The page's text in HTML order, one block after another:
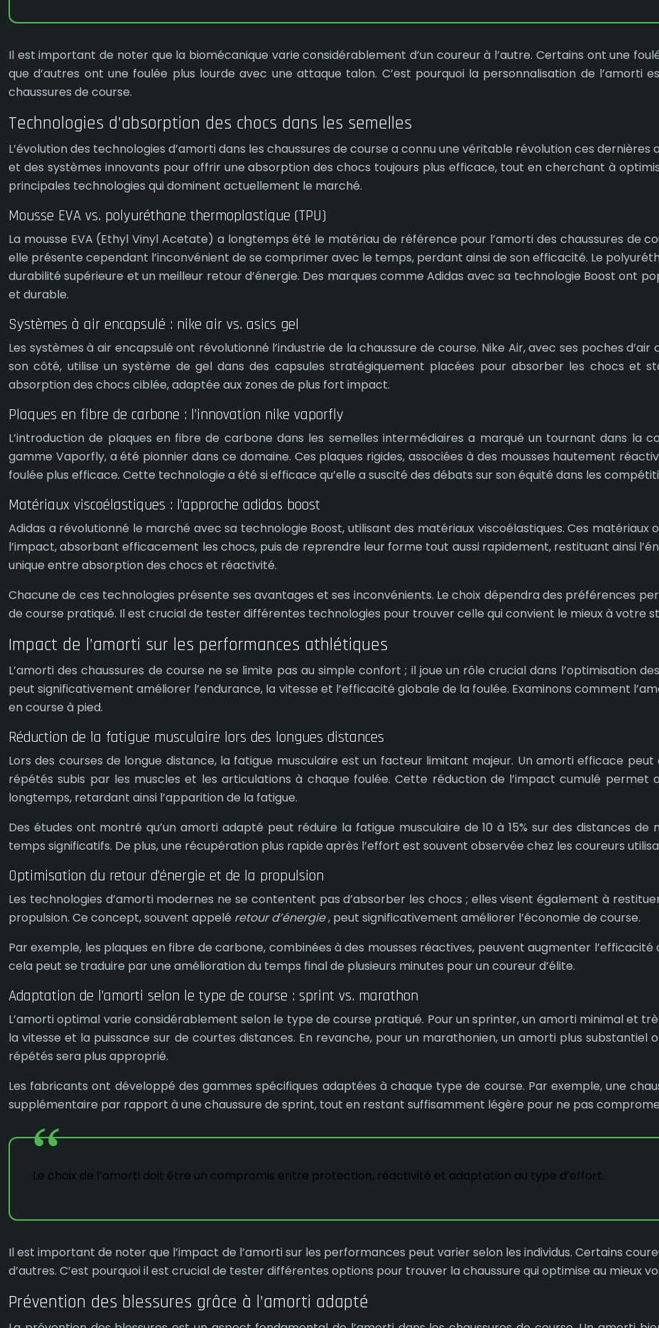
Il est important de noter que la biomécanique varie considérablement d’un coureur à l’autre. Certains ont une
que d’autres ont une foulée plus lourde avec une attaque talon. C’est pourquoi la personnalisation de l’amorti
chaussures de course.
Technologies d’absorption des chocs dans les semelles
L’évolution des technologies d’amorti dans les chaussures de course a connu une véritable révolution ces
et des systèmes innovants pour offrir une absorption des chocs toujours plus efficace, tout en cherchant à
principales technologies qui dominent actuellement le marché.
Mousse EVA vs. polyuréthane thermoplastique (TPU)
La mousse EVA (Ethyl Vinyl Acetate) a longtemps été le matériau de référence pour l’amorti des chaussures de
elle présente cependant l’inconvénient de se comprimer avec le temps, perdant ainsi de son efficacité. Le
durabilité supérieure et un meilleur retour d’énergie. Des marques comme Adidas avec sa technologie Boost ont
et durable.
Systèmes à air encapsulé : nike air vs. asics gel
Les systèmes à air encapsulé ont révolutionné l’industrie de la chaussure de course. Nike Air, avec ses poches
son côté, utilise un système de gel dans des capsules stratégiquement placées pour absorber les chocs et
absorption des chocs ciblée, adaptée aux zones de plus fort impact.
Plaques en fibre de carbone : l’innovation nike vaporfly
L’introduction de plaques en fibre de carbone dans les semelles intermédiaires a marqué un tournant dans la
gamme Vaporfly, a été pionnier dans ce domaine. Ces plaques rigides, associées à des mousses hautement
foulée plus efficace. Cette technologie a été si efficace qu’elle a suscité des débats sur son équité dans les
Matériaux viscoélastiques : l’approche adidas boost
Adidas a révolutionné le marché avec sa technologie Boost, utilisant des matériaux viscoélastiques. Ces
l’impact, absorbant efficacement les chocs, puis de reprendre leur forme tout aussi rapidement, restituant ainsi
unique entre absorption des chocs et réactivité.
Chacune de ces technologies présente ses avantages et ses inconvénients. Le choix dépendra des préférences
de course pratiqué. Il est crucial de tester différentes technologies pour trouver celle qui convient le mieux à votre
Impact de l’amorti sur les performances athlétiques
L’amorti des chaussures de course ne se limite pas au simple confort ; il joue un rôle crucial dans l’optimisation
peut significativement améliorer l’endurance, la vitesse et l’efficacité globale de la foulée. Examinons comment
en course à pied.
Réduction de la fatigue musculaire lors des longues distances
Lors des courses de longue distance, la fatigue musculaire est un facteur limitant majeur. Un amorti efficace
répétés subis par les muscles et les articulations à chaque foulée. Cette réduction de l’impact cumulé permet
longtemps, retardant ainsi l’apparition de la fatigue.
Des études ont montré qu’un amorti adapté peut réduire la fatigue musculaire de 10 à 15% sur des distances
temps significatifs. De plus, une récupération plus rapide après l’effort est souvent observée chez les coureurs
Optimisation du retour d’énergie et de la propulsion
Les technologies d’amorti modernes ne se contentent pas d’absorber les chocs ; elles visent également à
propulsion. Ce concept, souvent appelé retour d’énergie, peut significativement améliorer l’économie de course.
Par exemple, les plaques en fibre de carbone, combinées à des mousses réactives, peuvent augmenter l’efficacité
cela peut se traduire par une amélioration du temps final de plusieurs minutes pour un coureur d’élite.
Adaptation de l’amorti selon le type de course : sprint vs. marathon
L’amorti optimal varie considérablement selon le type de course pratiqué. Pour un sprinter, un amorti minimal et
la vitesse et la puissance sur de courtes distances. En revanche, pour un marathonien, un amorti plus
répétés sera plus approprié.
Les fabricants ont développé des gammes spécifiques adaptées à chaque type de course. Par exemple, une
supplémentaire par rapport à une chaussure de sprint, tout en restant suffisamment légère pour ne pas
Le choix de l’amorti doit être un compromis entre protection, réactivité et adaptation au type d’effort.
Il est important de noter que l’impact de l’amorti sur les performances peut varier selon les individus. Certains
d’autres. C’est pourquoi il est crucial de tester différentes options pour trouver la chaussure qui optimise au mieux
Prévention des blessures grâce à l’amorti adapté